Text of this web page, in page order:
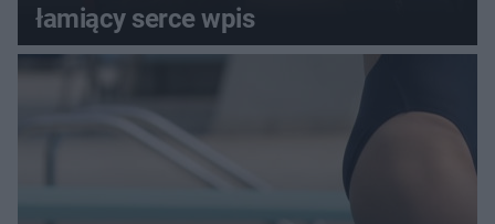
łamiący serce wpis